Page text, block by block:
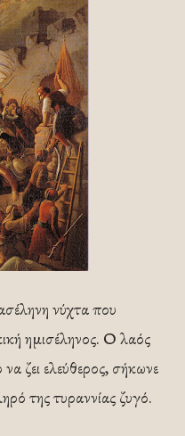
νύχτα που
ημισέληνος. Ο λαός
ζει ελεύθερος, σήκωνε
της τυραννίας ζυγό.